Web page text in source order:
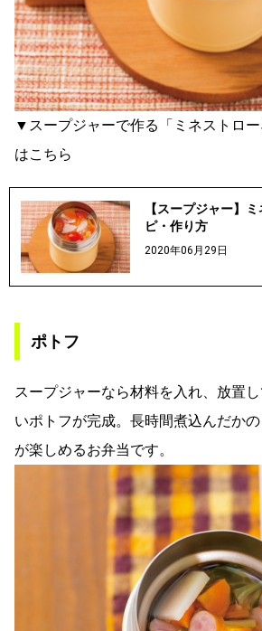
▼スープジャーで作る「ミネストロ
はこちら
【スープジャー】
ピ・作り方
2020年06月29日
ポトフ
スープジャーなら材料を入れ、放置
いポトフが完成。長時間煮込んだか
が楽しめるお弁当です。